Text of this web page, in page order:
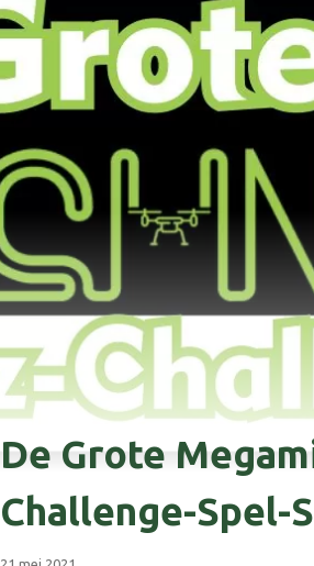
De Grote
Challenge-Spel-